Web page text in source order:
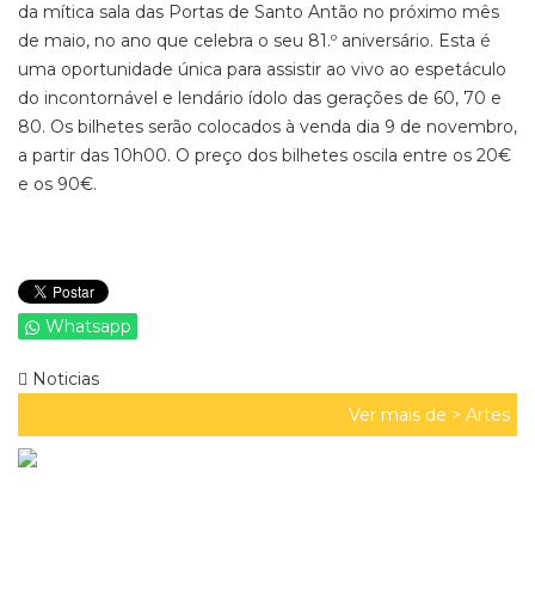
da mítica sala das Portas de Santo Antão no próximo mês
de maio, no ano que celebra o seu 81.º aniversário. Esta é
uma oportunidade única para assistir ao vivo ao espetáculo
do incontornável e lendário ídolo das gerações de 60, 70 e
80. Os bilhetes serão colocados à venda dia 9 de novembro,
a partir das 10h00. O preço dos bilhetes oscila entre os 20€
e os 90€.
Whatsapp
Noticias
Ver mais de > Artes